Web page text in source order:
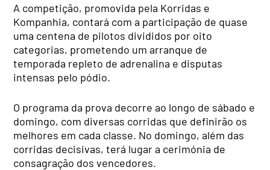
A competição, promovida pela Korridas e
Kompanhia, contará com a participação de quase
uma centena de pilotos divididos por oito
categorias, prometendo um arranque de
temporada repleto de adrenalina e disputas
intensas pelo pódio.
O programa da prova decorre ao longo de sábado e
domingo, com diversas corridas que definirão os
melhores em cada classe. No domingo, além das
corridas decisivas, terá lugar a cerimónia de
consagração dos vencedores.